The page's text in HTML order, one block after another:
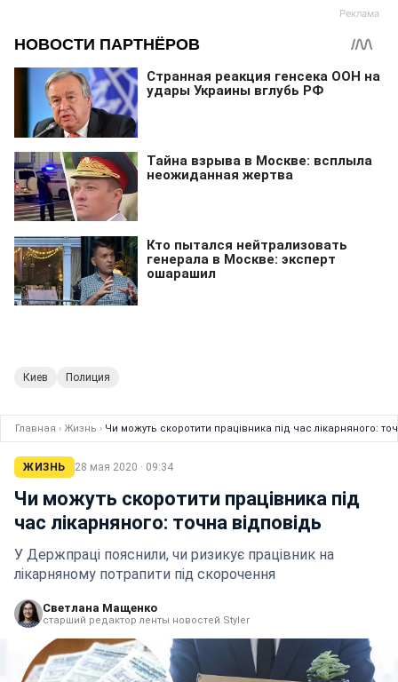
Киев Полиция
Главная › Жизнь › Чи можуть скоротити працівника під час лікарняного:
ЖИЗНЬ 28 мая 2020 · 09:34
Чи можуть скоротити працівника під
час лікарняного: точна відповідь
У Держпраці пояснили, чи ризикує працівник на
лікарняному потрапити під скорочення
Светлана Мащенко
старший редактор ленты новостей Styler